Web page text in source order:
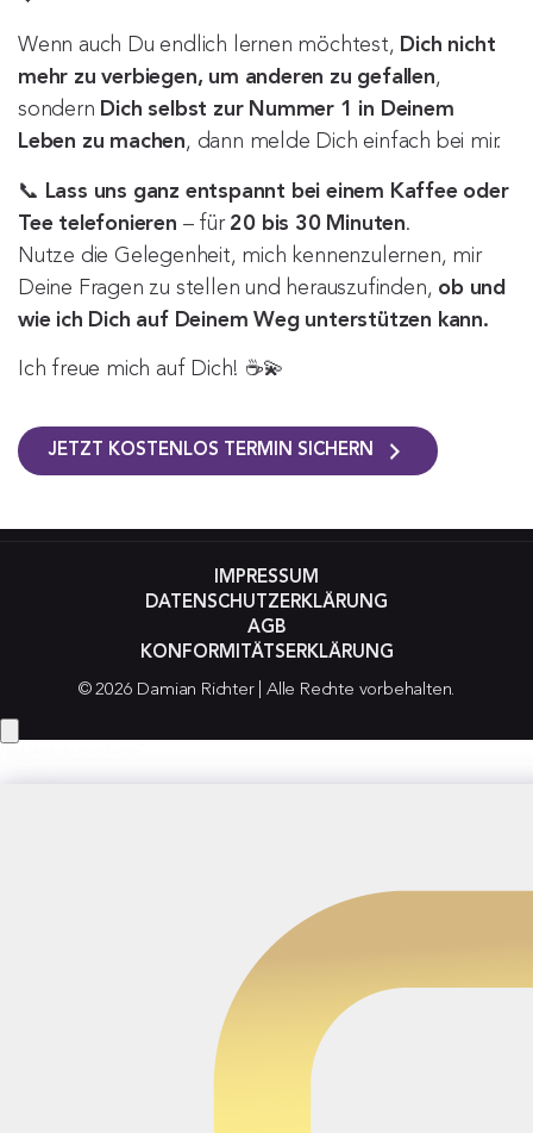
Wenn auch Du endlich lernen möchtest, Dich nicht
mehr zu verbiegen, um anderen zu gefallen,
sondern Dich selbst zur Nummer 1 in Deinem
Leben zu machen, dann melde Dich einfach bei mir.
📞 Lass uns ganz entspannt bei einem Kaffee oder
Tee telefonieren – für 20 bis 30 Minuten.
Nutze die Gelegenheit, mich kennenzulernen, mir
Deine Fragen zu stellen und herauszufinden, ob und
wie ich Dich auf Deinem Weg unterstützen kann.
Ich freue mich auf Dich! ☕💫
JETZT KOSTENLOS TERMIN SICHERN
© 2026 Damian Richter | Alle Rechte vorbehalten.
IMPRESSUM
DATENSCHUTZERKLÄRUNG
AGB
KONFORMITÄTSERKLÄRUNG